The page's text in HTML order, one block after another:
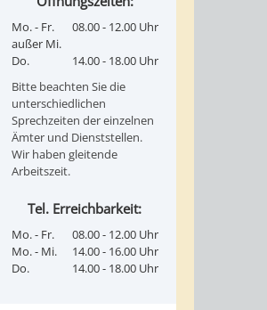
Mo. - Fr.
außer Mi.
08.00 - 12.00 Uhr
Do.
14.00 - 18.00 Uhr
Bitte beachten Sie die
unterschiedlichen
Sprechzeiten der einzelnen
Ämter und Dienststellen.
Wir haben gleitende
Arbeitszeit.
Tel. Erreichbarkeit:
Mo. - Fr.
08.00 - 12.00 Uhr
Mo. - Mi.
14.00 - 16.00 Uhr
Do.
14.00 - 18.00 Uhr